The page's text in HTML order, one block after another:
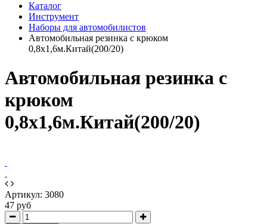
Каталог
Инструмент
Наборы для автомобилистов
Автомобильная резинка с крюком
0,8х1,6м.Китай(200/20)
Автомобильная резинка с
крюком
0,8х1,6м.Китай(200/20)
Артикул: 3080
47 руб